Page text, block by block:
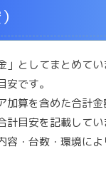
としてまとめてい
です。
算を含めた合計金
目安を記載してい
容・台数・環境に